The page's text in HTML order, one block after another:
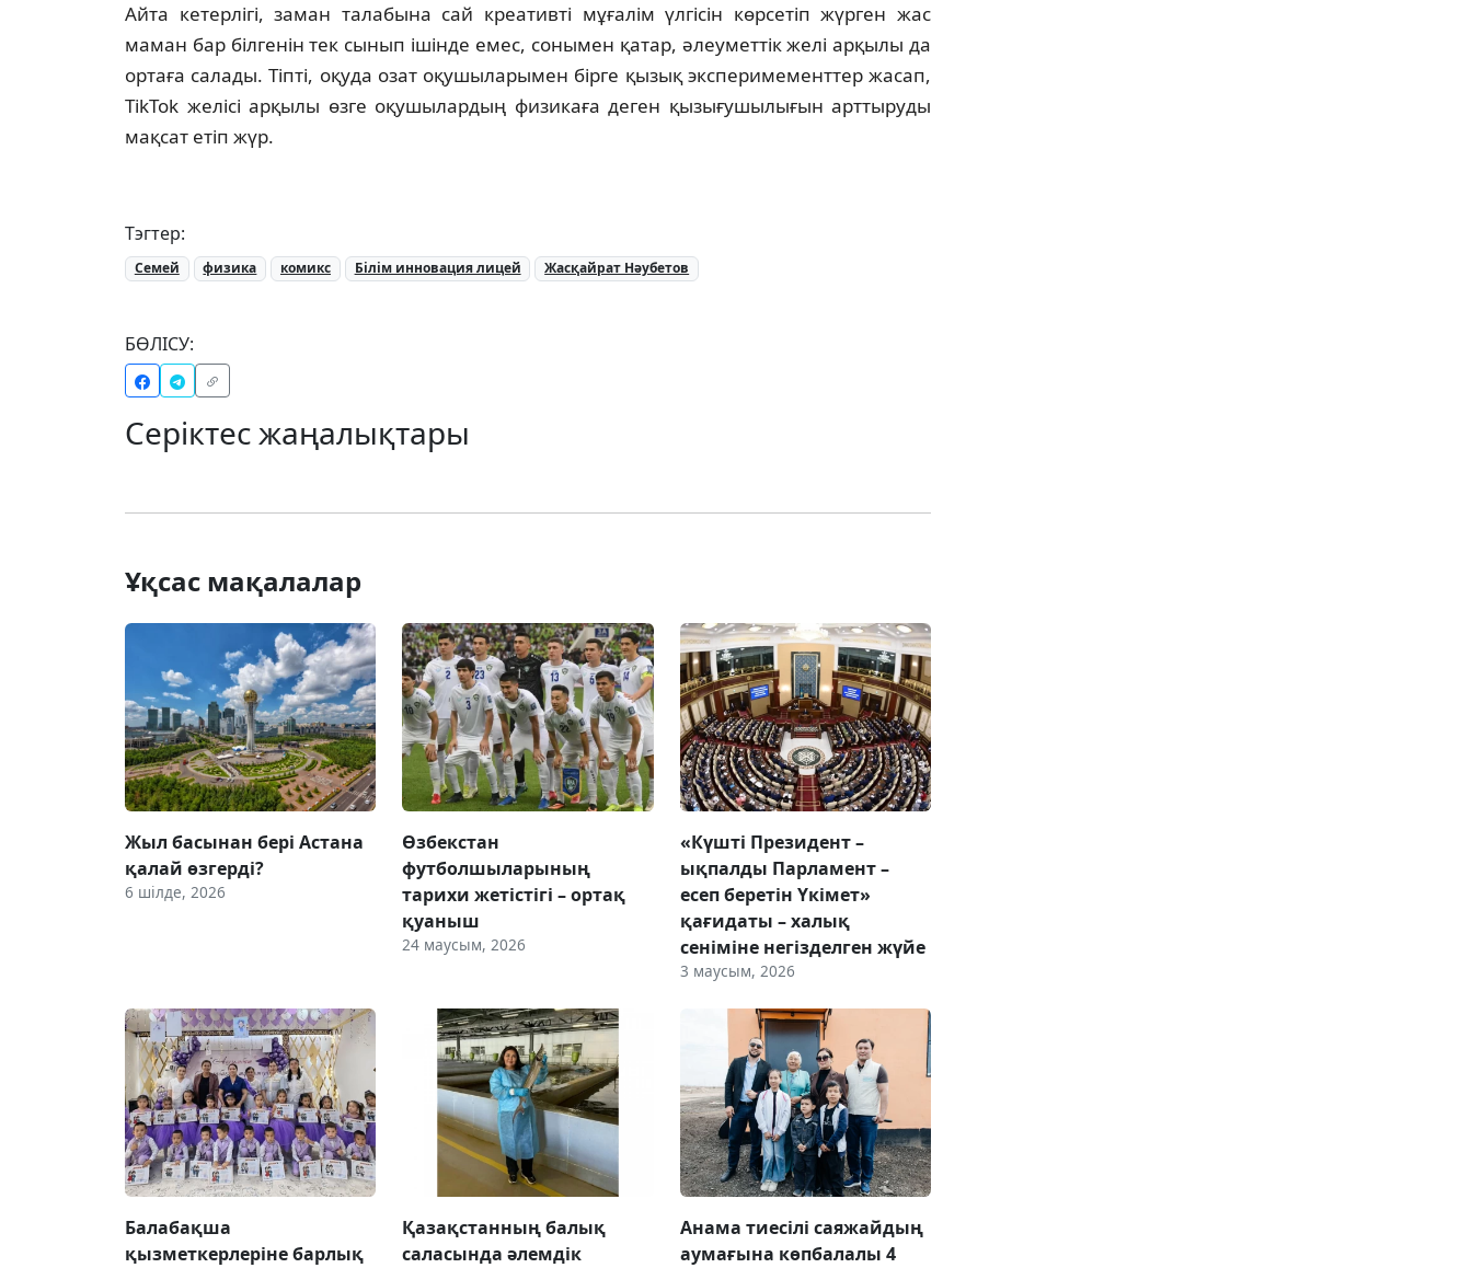
Айта кетерлігі, заман талабына сай креативті мұғалім үлгісін көрсетіп жүрген жас
маман бар білгенін тек сынып ішінде емес, сонымен қатар, әлеуметтік желі арқылы да
ортаға салады. Тіпті, оқуда озат оқушыларымен бірге қызық эксперимементтер жасап,
TikTok желісі арқылы өзге оқушылардың физикаға деген қызығушылығын арттыруды
мақсат етіп жүр.
Тэгтер:
Семей физика комикс Білім инновация лицей Жасқайрат Нәубетов
БӨЛІСУ:
Серіктес жаңалықтары
Ұқсас мақалалар
Жыл басынан бері Астана
қалай өзгерді?
6 шілде, 2026
Өзбекстан
футболшыларының
тарихи жетістігі – ортақ
қуаныш
24 маусым, 2026
«Күшті Президент –
ықпалды Парламент –
есеп беретін Үкімет»
қағидаты – халық
сеніміне негізделген жүйе
3 маусым, 2026
Балабақша
қызметкерлеріне барлық
Қазақстанның балық
саласында әлемдік
Анама тиесілі саяжайдың
аумағына көпбалалы 4